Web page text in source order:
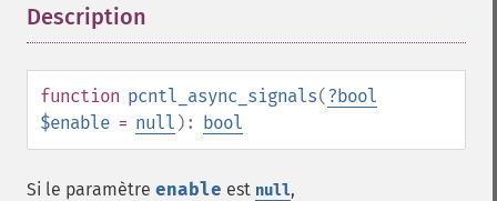
Description
function pcntl_async_signals(?bool
$enable = null ): bool
Si le paramètre enable est null,